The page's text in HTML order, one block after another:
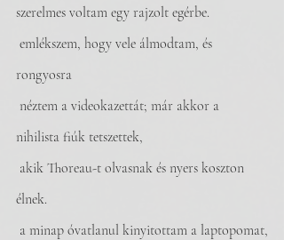
szerelmes voltam egy rajzolt egérbe.
rongyosra
nihilista fiúk tetszettek,
élnek.
a minap óvatlanul kinyitottam a laptopomat,